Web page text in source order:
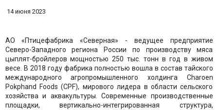
14 июня 2023
АО «Птицефабрика «Северная» - ведущее предприятие
Северо-Западного региона России по производству мяса
цыплят-бройлеров мощностью 250 тыс. тонн в год в живом
весе. В 2018 году фабрика полностью вошла в состав тайского
международного агропромышленного холдинга Charoen
Pokphand Foods (CPF), мирового лидера в области сельского
хозяйства и аквакультуры. Современные производственные
площадки, вертикально-интегрированная структура,